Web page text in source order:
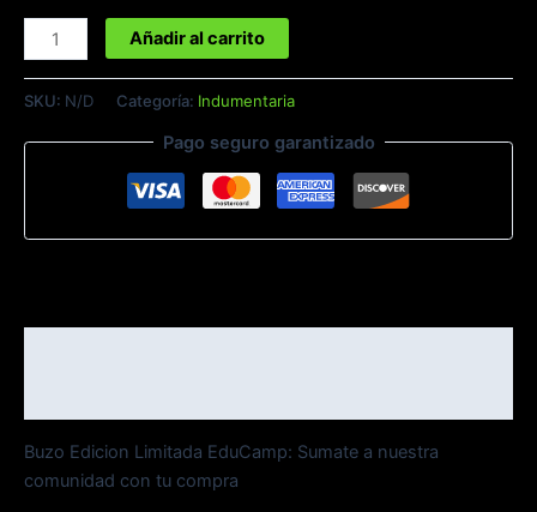
Añadir al carrito
SKU: N/D Categoría: Indumentaria
Pago seguro garantizado
Buzo Edicion Limitada EduCamp: Sumate a nuestra
comunidad con tu compra